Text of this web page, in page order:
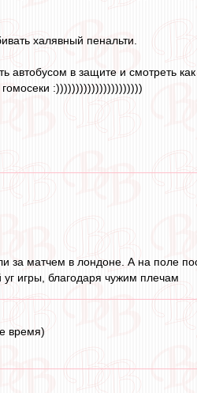
халявный пенальти.
в защите и смотреть
:))))))))))))))))))))))
за матчем в лондоне. А на поле
игры, благодаря чужим плечам
время)